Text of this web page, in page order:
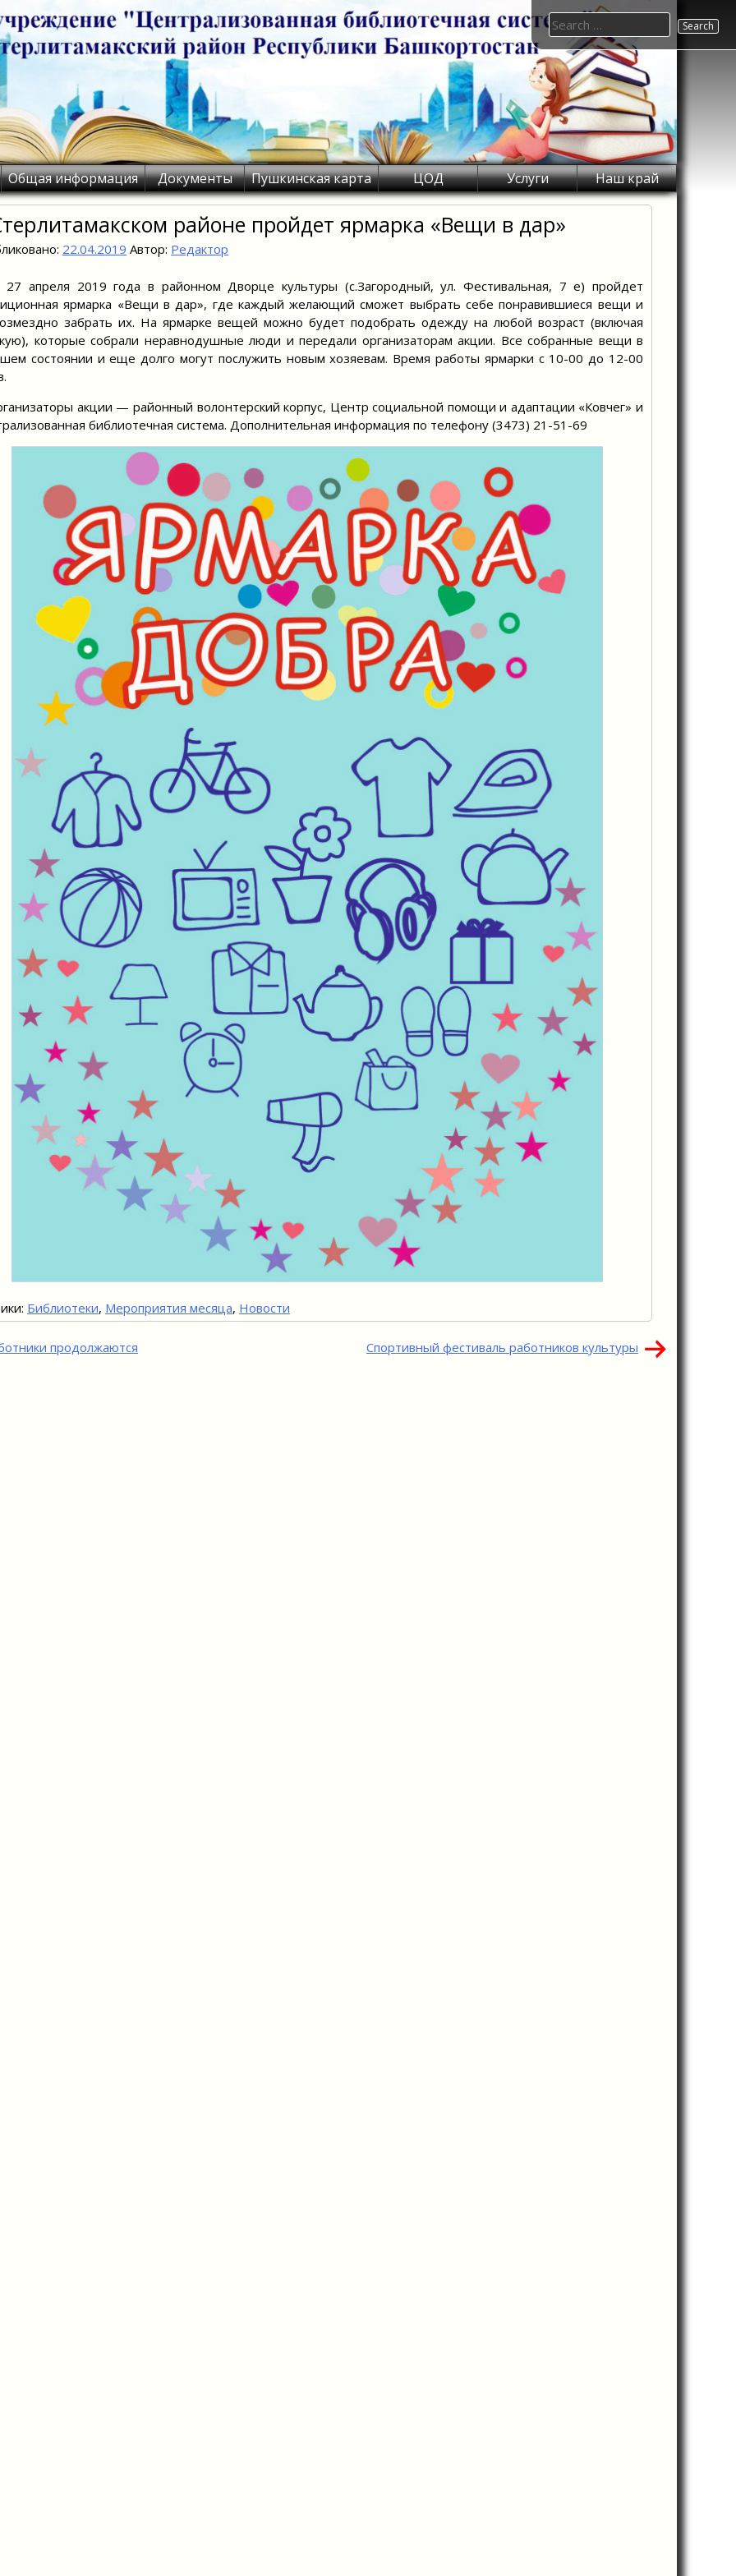
Общая информация Документы Пушкинская карта ЦОД Услуги Наш край
Search
for:
районе пройдет ярмарка «Вещи в дар»
22.04.2019 Автор: Редактор
2019 года в районном Дворце культуры (с.Загородный, ул. Фестивальная, 7 е) пройдет
ярмарка «Вещи в дар», где каждый желающий сможет выбрать себе понравившиеся вещи и
забрать их. На ярмарке вещей можно будет подобрать одежду на любой возраст (включая
которые собрали неравнодушные люди и передали организаторам акции. Все собранные вещи в
состоянии и еще долго могут послужить новым хозяевам. Время работы ярмарки с 10-00 до 12-00
акции — районный волонтерский корпус, Центр социальной помощи и адаптации «Ковчег» и
библиотечная система. Дополнительная информация по телефону (3473) 21-51-69
Библиотеки, Мероприятия месяца, Новости
продолжаются Спортивный фестиваль работников культуры